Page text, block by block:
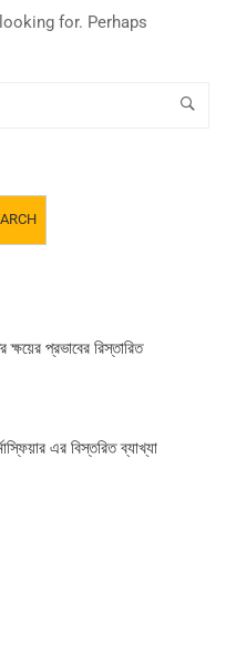
for. Perhaps
প্রভাবের রিস্তারিত
এর বিস্তরিত ব্যাখ্যা